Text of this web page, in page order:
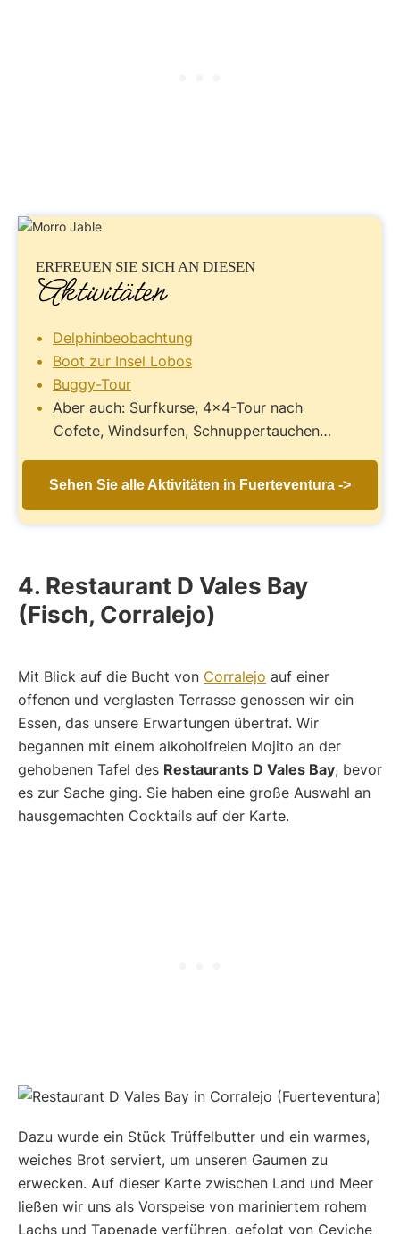
ERFREUEN SIE SICH AN DIESEN
Aktivitäten
Delphinbeobachtung
Boot zur Insel Lobos
Buggy-Tour
Aber auch: Surfkurse, 4×4-Tour nach
Cofete, Windsurfen, Schnuppertauchen…
Sehen Sie alle Aktivitäten in Fuerteventura ->
4. Restaurant D Vales Bay
(Fisch, Corralejo)
Mit Blick auf die Bucht von Corralejo auf einer
offenen und verglasten Terrasse genossen wir ein
Essen, das unsere Erwartungen übertraf. Wir
begannen mit einem alkoholfreien Mojito an der
gehobenen Tafel des Restaurants D Vales Bay, bevor
es zur Sache ging. Sie haben eine große Auswahl an
hausgemachten Cocktails auf der Karte.
Dazu wurde ein Stück Trüffelbutter und ein warmes,
weiches Brot serviert, um unseren Gaumen zu
erwecken. Auf dieser Karte zwischen Land und Meer
ließen wir uns als Vorspeise von mariniertem rohem
Lachs und Tapenade verführen, gefolgt von Ceviche